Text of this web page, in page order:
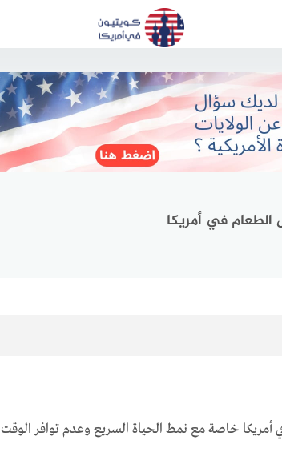
أمريكا خاصة مع نمط الحياة السريع وعدم توافر الوقت